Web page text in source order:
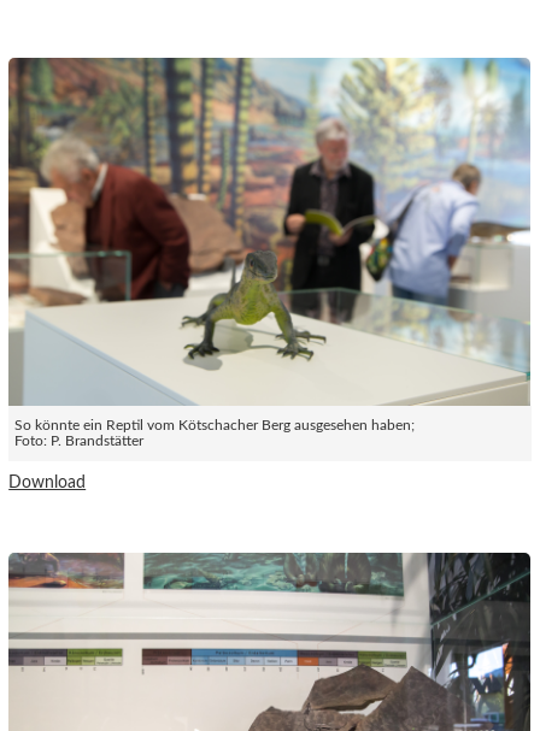
So könnte ein Reptil vom Kötschacher Berg ausgesehen haben;
Foto: P. Brandstätter
Download